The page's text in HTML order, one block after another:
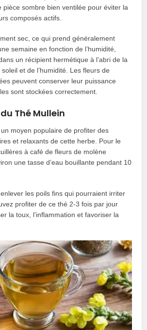
pièce sombre bien ventilée pour éviter la
composés actifs.
sec, ce qui prend généralement
semaine en fonction de l’humidité,
un récipient hermétique à l’abri de la
et de l’humidité. Les fleurs de
peuvent conserver leur puissance
sont stockées correctement.
Thé Mullein
moyen populaire de profiter des
et relaxants de cette herbe. Pour le
à café de fleurs de molène
une tasse d’eau bouillante pendant 10
les poils fins qui pourraient irriter
profiter de ce thé 2-3 fois par jour
la toux, l’inflammation et favoriser la